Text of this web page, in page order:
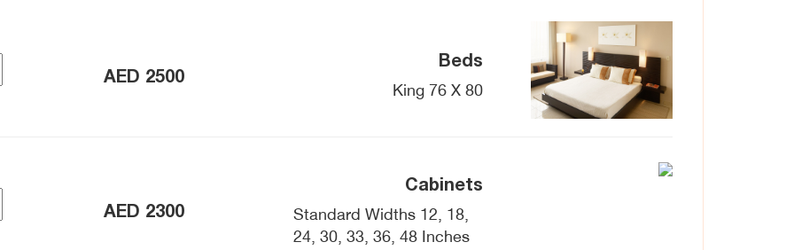
Beds
King 76 X 80
AED 2500
Cabinets
Standard Widths 12, 18,
24, 30, 33, 36, 48 Inches
AED 2300